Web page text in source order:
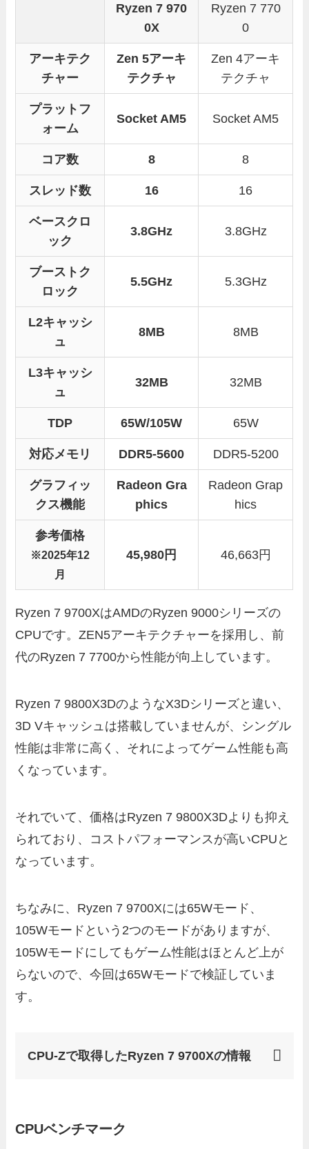
Ryzen 7 970
0X
Ryzen 7 770
0
アーキテク
チャー
Zen 5アーキ
テクチャ
Zen 4アーキ
テクチャ
プラットフ
ォーム
Socket AM5 Socket AM5
コア数 8 8
スレッド数 16 16
ベースクロ
ック
3.8GHz 3.8GHz
ブーストク
ロック
5.5GHz 5.3GHz
L2キャッシ
ュ
8MB 8MB
L3キャッシ
ュ
32MB 32MB
TDP 65W/105W 65W
対応メモリ DDR5-5600 DDR5-5200
グラフィッ
クス機能
Radeon Gra
phics
Radeon Grap
hics
参考価格
※2025年12
月
45,980円 46,663円
Ryzen 7 9700XはAMDのRyzen 9000シリーズの
CPUです。ZEN5アーキテクチャーを採用し、前
代のRyzen 7 7700から性能が向上しています。
Ryzen 7 9800X3DのようなX3Dシリーズと違い、
3D Vキャッシュは搭載していませんが、シングル
性能は非常に高く、それによってゲーム性能も高
くなっています。
それでいて、価格はRyzen 7 9800X3Dよりも抑え
られており、コストパフォーマンスが高いCPUと
なっています。
ちなみに、Ryzen 7 9700Xには65Wモード、
105Wモードという2つのモードがありますが、
105Wモードにしてもゲーム性能はほとんど上が
らないので、今回は65Wモードで検証していま
す。
CPU-Zで取得したRyzen 7 9700Xの情報
CPUベンチマーク